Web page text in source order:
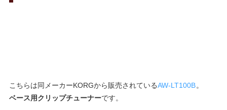
こちらは同メーカーKORGから販売されているAW-LT100B。
ベース用クリップチューナーです。